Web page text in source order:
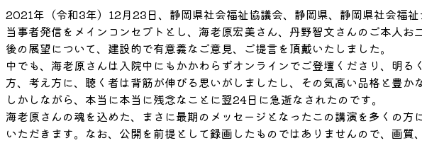
2021年（令和3年）12月23日、静岡県社会福祉協議会、静岡県、静岡県社会福
当事者発信をメインコンセプトとし、海老原宏美さん、丹野智文さんのご本人
後の展望について、建設的で有意義なご意見、ご提言を頂戴いたしました。
中でも、海老原さんは入院中にもかかわらずオンラインでご登壇くださり、明
方、考え方に、聴く者は背筋が伸びる思いがしましたし、その気高い品格と豊か
しかしながら、本当に本当に残念なことに翌24日に急逝なされたのです。
海老原さんの魂を込めた、まさに最期のメッセージとなったこの講演を多くの
いただきます。なお、公開を前提として録画したものではありませんので、画質